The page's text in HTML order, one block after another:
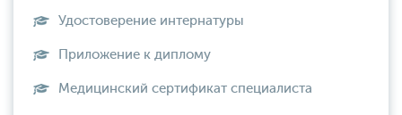
Удостоверение интернатуры
Приложение к диплому
Медицинский сертификат специалиста